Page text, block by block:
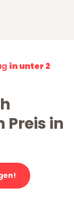
in unter 2
Preis in